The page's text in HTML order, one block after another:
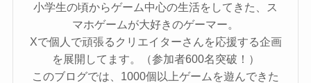
小学生の頃からゲーム中心の生活をしてきた、ス
マホゲームが大好きのゲーマー。
Xで個人で頑張るクリエイターさんを応援する企画
を展開してます。（参加者600名突破！）
このブログでは、1000個以上ゲームを遊んできた